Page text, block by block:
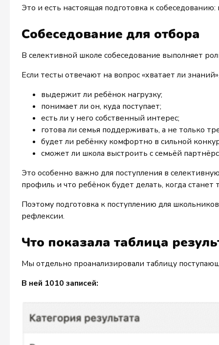
Это и есть настоящая подготовка к
Собеседование для отбора
В селективной школе собеседование выполняет
Если тесты отвечают на вопрос «хватает ли
выдержит ли ребёнок нагрузку;
понимает ли он, куда поступает;
есть ли у него собственный интерес;
готова ли семья поддерживать, а не только
будет ли ребёнку комфортно в сильной
сможет ли школа выстроить с семьёй
Это особенно важно для поступления в
профиль и что ребёнок будет делать, когда станет
Поэтому подготовка к поступлению для
рефлексии.
Что показала таблица
Мы отдельно проанализировали таблицу
В ней 1010 записей: